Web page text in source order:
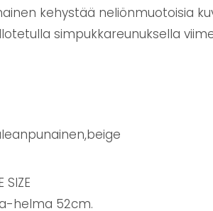
kehystää neliönmuotoisia
simpukkareunuksella
SIZE
helma 52cm.